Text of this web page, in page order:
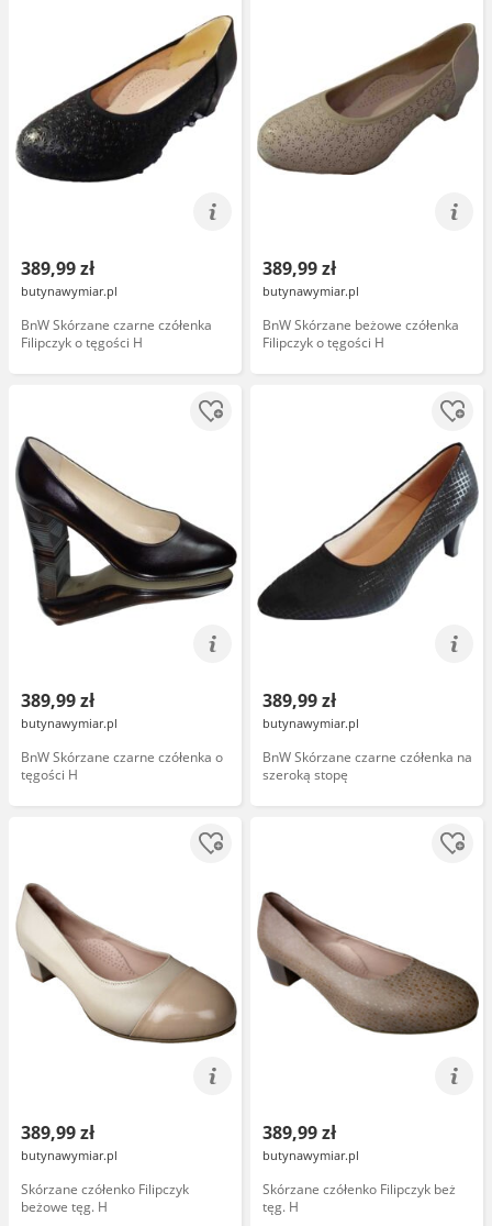
389,99 zł
butynawymiar.pl
BnW Skórzane czarne czółenka
Filipczyk o tęgości H
389,99 zł
butynawymiar.pl
BnW Skórzane beżowe czółenka
Filipczyk o tęgości H
389,99 zł
butynawymiar.pl
BnW Skórzane czarne czółenka o
tęgości H
389,99 zł
butynawymiar.pl
BnW Skórzane czarne czółenka na
szeroką stopę
389,99 zł
butynawymiar.pl
Skórzane czółenko Filipczyk
beżowe tęg. H
389,99 zł
butynawymiar.pl
Skórzane czółenko Filipczyk beż
tęg. H